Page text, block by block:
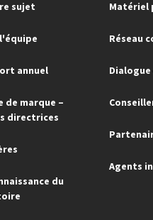
sujet
annuel
de marque –
directrices
du
Matériel
Réseau
Agents